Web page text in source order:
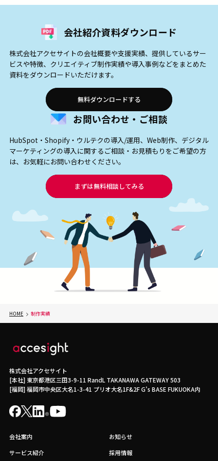
会社紹介資料ダウンロード
株式会社アクセサイトの会社概要や支援実績、提供しているサー
ビスや特徴、クリエイティブ制作実績や導入事例などをまとめた
資料をダウンロードいただけます。
無料ダウンロードする
お問い合わせ・ご相談
HubSpot・Shopify・ウルテクの導入/運用、Web制作、デジタル
マーケティングの導入に関するご相談・お見積もりをご希望の方
は、お気軽にお問い合わせください。
まずは無料相談してみる
HOME 制作実績
株式会社アクセサイト
[本社] 東京都港区三田3-9-11 RandL TAKANAWA GATEWAY 503
[福岡] 福岡市中央区大名1-3-41 プリオ大名1F&2F G’s BASE FUKUOKA内
会社案内
サービス紹介
お知らせ
採用情報